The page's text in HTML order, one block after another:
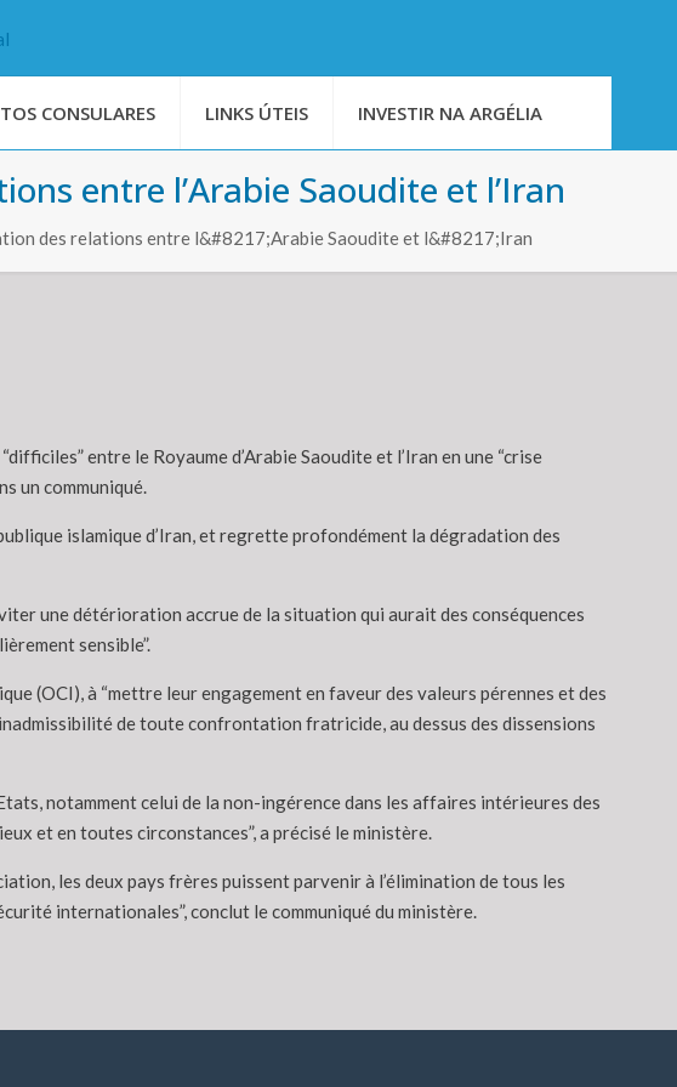
CONSULARES LINKS ÚTEIS INVESTIR NA ARGÉLIA
entre l’Arabie Saoudite et l’Iran
des relations entre l&#8217;Arabie Saoudite et l&#8217;Iran
entre le Royaume d’Arabie Saoudite et l’Iran en une “crise
un communiqué.
islamique d’Iran, et regrette profondément la dégradation des
une détérioration accrue de la situation qui aurait des conséquences
sensible”.
(OCI), à “mettre leur engagement en faveur des valeurs pérennes et des
de toute confrontation fratricide, au dessus des dissensions
notamment celui de la non-ingérence dans les affaires intérieures des
et en toutes circonstances”, a précisé le ministère.
les deux pays frères puissent parvenir à l’élimination de tous les
internationales”, conclut le communiqué du ministère.